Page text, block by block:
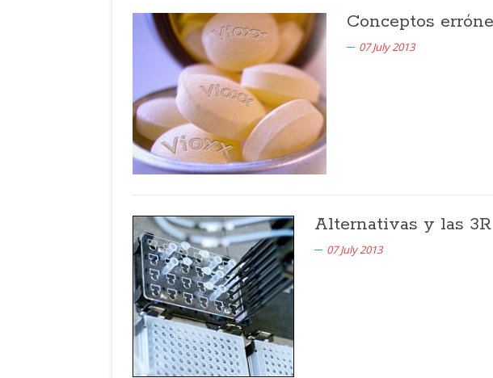
Conceptos
07 July 2013
Alternativas y las 3R
07 July 2013